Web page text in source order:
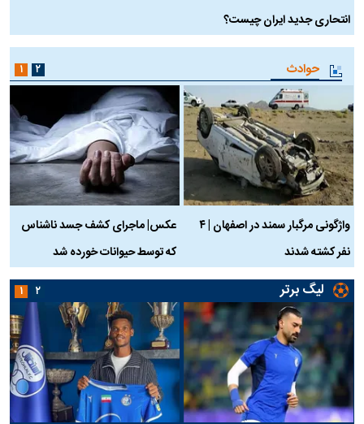
انتحاری جدید ایران چیست؟
حوادث
واژگونی مرگبار سمند در اصفهان | ۴
نفر کشته شدند
عکس| ماجرای کشف جسد ناشناس
که توسط حیوانات خورده شد
۱ ۲
لیگ برتر ۱ ۲